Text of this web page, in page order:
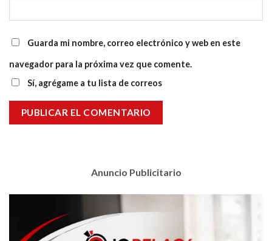
Guarda mi nombre, correo electrónico y web en este
navegador para la próxima vez que comente.
Sí, agrégame a tu lista de correos
Anuncio Publicitario